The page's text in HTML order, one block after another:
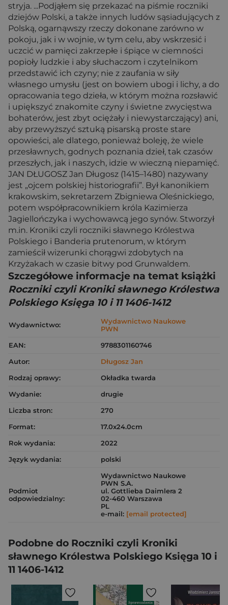
stryja. ...Podjąłem się przekazać na piśmie roczniki
dziejów Polski, a także innych ludów sąsiadujących z
Polską, ogarnąwszy rzeczy dokonane zarówno w
pokoju, jak i w wojnie, w tym celu, aby wskrzesić i
uczcić w pamięci zakrzepłe i śpiące w ciemności
popioły ludzkie i aby słuchaczom i czytelnikom
przedstawić ich czyny; nie z zaufania w siły
własnego umysłu (jest on bowiem ubogi i lichy, a do
opracowania tego dzieła, w którym można rozsławić
i upiększyć znakomite czyny i świetne zwycięstwa
bohaterów, jest zbyt ociężały i niewystarczający) ani,
aby przewyższyć sztuką pisarską proste stare
opowieści, ale dlatego, ponieważ boleję, że wiele
przesławnych, godnych poznania dzieł, tak czasów
przeszłych, jak i naszych, idzie w wieczną niepamięć.
JAN DŁUGOSZ Jan Długosz (1415–1480) nazywany
jest „ojcem polskiej historiografii”. Był kanonikiem
krakowskim, sekretarzem Zbigniewa Oleśnickiego,
potem współpracownikiem króla Kazimierza
Jagiellończyka i wychowawcą jego synów. Stworzył
m.in. Kroniki czyli roczniki sławnego Królestwa
Polskiego i Banderia prutenorum, w którym
zamieścił wizerunki chorągwi zdobytych na
Krzyżakach w czasie bitwy pod Grunwaldem.
Szczegółowe informacje na temat książki
Roczniki czyli Kroniki sławnego Królestwa
Polskiego Księga 10 i 11 1406-1412
Wydawnictwo:
Wydawnictwo Naukowe
PWN
EAN:
9788301160746
Autor:
Długosz Jan
Rodzaj oprawy:
Okładka twarda
Wydanie:
drugie
Liczba stron:
270
Format:
17.0x24.0cm
Rok wydania:
2022
Język wydania:
polski
Podmiot
odpowiedzialny:
Wydawnictwo Naukowe
PWN S.A.
ul. Gottlieba Daimlera 2
02-460 Warszawa
PL
e-mail: [email protected]
Podobne do Roczniki czyli Kroniki
sławnego Królestwa Polskiego Księga 10 i
11 1406-1412